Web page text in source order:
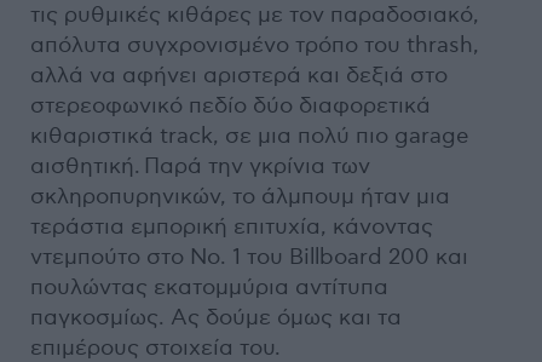
τις ρυθμικές κιθάρες με τον παραδοσιακό,
απόλυτα συγχρονισμένο τρόπο του thrash,
αλλά να αφήνει αριστερά και δεξιά στο
στερεοφωνικό πεδίο δύο διαφορετικά
κιθαριστικά track, σε μια πολύ πιο garage
αισθητική. Παρά την γκρίνια των
σκληροπυρηνικών, το άλμπουμ ήταν μια
τεράστια εμπορική επιτυχία, κάνοντας
ντεμπούτο στο Νο. 1 του Billboard 200 και
πουλώντας εκατομμύρια αντίτυπα
παγκοσμίως. Ας δούμε όμως και τα
επιμέρους στοιχεία του.